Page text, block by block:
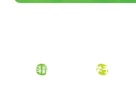
資料請求 見学予約